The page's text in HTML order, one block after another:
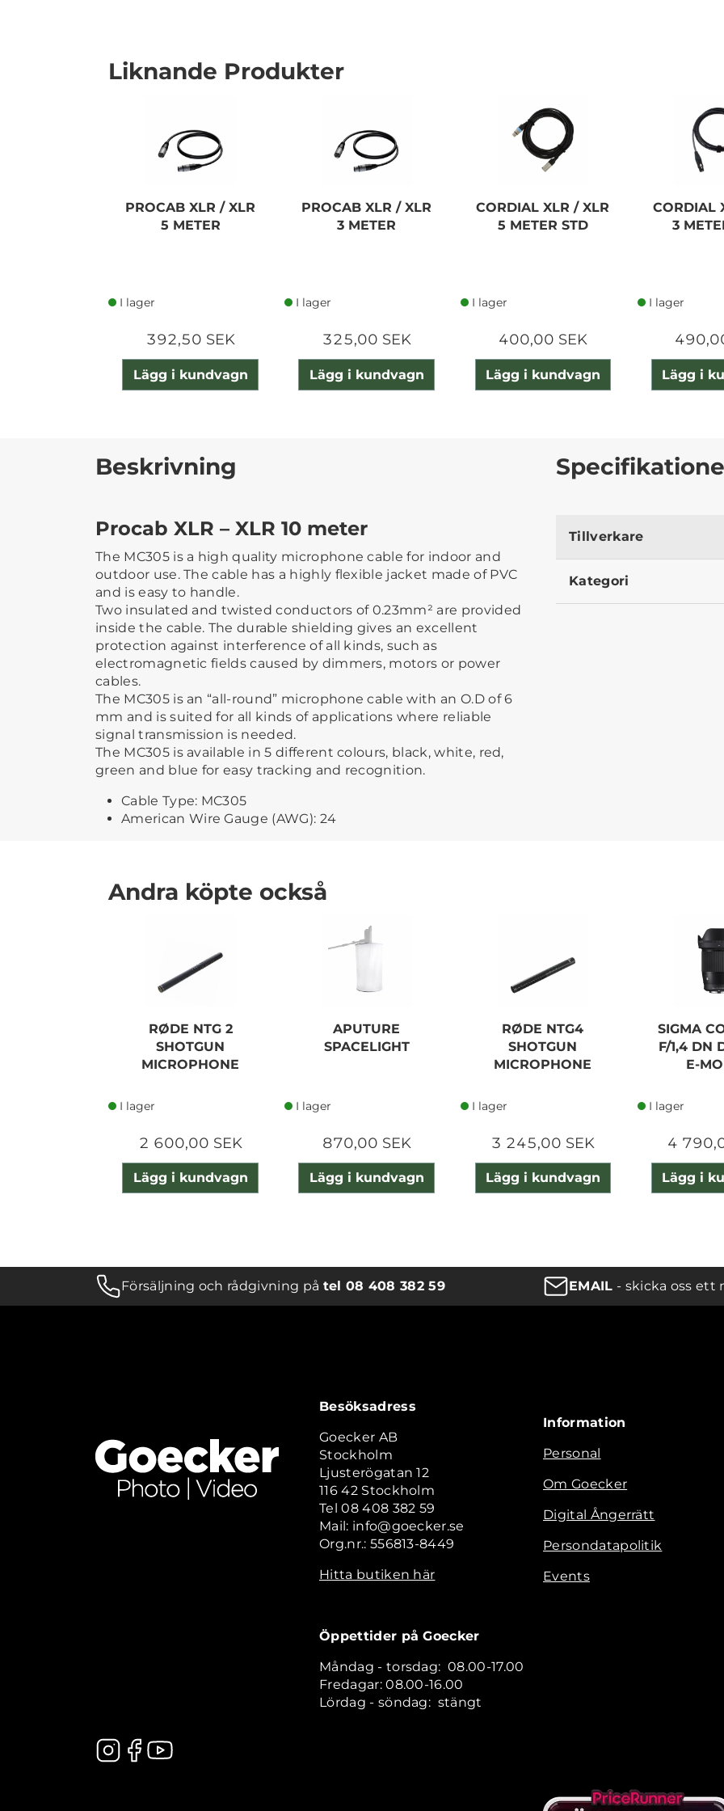
RØDE RODECASTER PRO
7 540,00 SEK
Liknande Produkter
PROCAB XLR / XLR
5 METER
I lager
392,50 SEK
Lägg i kundvagn
PROCAB XLR / XLR
3 METER
I lager
325,00 SEK
Lägg i kundvagn
CORDIAL XLR / XLR
5 METER STD
I lager
400,00 SEK
Lägg i kundvagn
CORDIAL
3
I lager
Lägg i
Beskrivning
Procab XLR – XLR 10 meter
The MC305 is a high quality microphone cable for indoor and
outdoor use. The cable has a highly flexible jacket made of PVC
and is easy to handle.
Two insulated and twisted conductors of 0.23mm² are provided
inside the cable. The durable shielding gives an excellent
protection against interference of all kinds, such as
electromagnetic fields caused by dimmers, motors or power
cables.
The MC305 is an “all-round” microphone cable with an O.D of 6
mm and is suited for all kinds of applications where reliable
signal transmission is needed.
The MC305 is available in 5 different colours, black, white, red,
green and blue for easy tracking and recognition.
Cable Type: MC305
American Wire Gauge (AWG): 24
Tillverkare
Kategori
Andra köpte också
RØDE NTG 2
SHOTGUN
MICROPHONE
I lager
2 600,00 SEK
Lägg i kundvagn
APUTURE
SPACELIGHT
I lager
870,00 SEK
Lägg i kundvagn
RØDE NTG4
SHOTGUN
MICROPHONE
I lager
3 245,00 SEK
Lägg i kundvagn
SIGMA
F/1,4 DN
E-
I lager
4
Lägg i
Försäljning och rådgivning på tel 08 408 382 59 EMAIL - skicka oss ett
Besöksadress
Goecker AB
Stockholm
Ljusterögatan 12
116 42 Stockholm
Tel 08 408 382 59
Mail: info@goecker.se
Org.nr.: 556813-8449
Hitta butiken här
Öppettider på Goecker
Måndag - torsdag: 08.00-17.00
Fredagar: 08.00-16.00
Lördag - söndag: stängt
Information
Personal
Om Goecker
Digital Ångerrätt
Persondatapolitik
Events